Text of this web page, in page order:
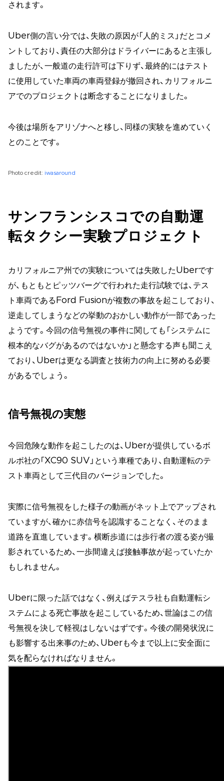
されます。
Uber側の言い分では、失敗の原因が「人的ミス」だとコメ
ントしており、責任の大部分はドライバーにあると主張し
ましたが、一般道の走行許可は下りず、最終的にはテスト
に使用していた車両の車両登録が撤回され、カリフォルニ
アでのプロジェクトは断念することになりました。
今後は場所をアリゾナへと移し、同様の実験を進めていく
とのことです。
Photo credit: iwasaround
サンフランシスコでの自動運
転タクシー実験プロジェクト
カリフォルニア州での実験については失敗したUberです
が、もともとピッツバーグで行われた走行試験では、テス
ト車両であるFord Fusionが複数の事故を起こしており、
逆走してしまうなどの挙動のおかしい動作が一部であった
ようです。今回の信号無視の事件に関しても「システムに
根本的なバグがあるのではないか」と懸念する声も聞こえ
ており、Uberは更なる調査と技術力の向上に努める必要
があるでしょう。
信号無視の実態
今回危険な動作を起こしたのは、Uberが提供しているボ
ルボ社の「XC90 SUV」という車種であり、自動運転のテ
スト車両として三代目のバージョンでした。
実際に信号無視をした様子の動画がネット上でアップされ
ていますが、確かに赤信号を認識することなく、そのまま
道路を直進しています。横断歩道には歩行者の渡る姿が撮
影されているため、一歩間違えば接触事故が起っていたか
もしれません。
Uberに限った話ではなく、例えばテスラ社も自動運転シ
ステムによる死亡事故を起こしているため、世論はこの信
号無視を決して軽視はしないはずです。今後の開発状況に
も影響する出来事のため、Uberも今まで以上に安全面に
気を配らなければなりません。